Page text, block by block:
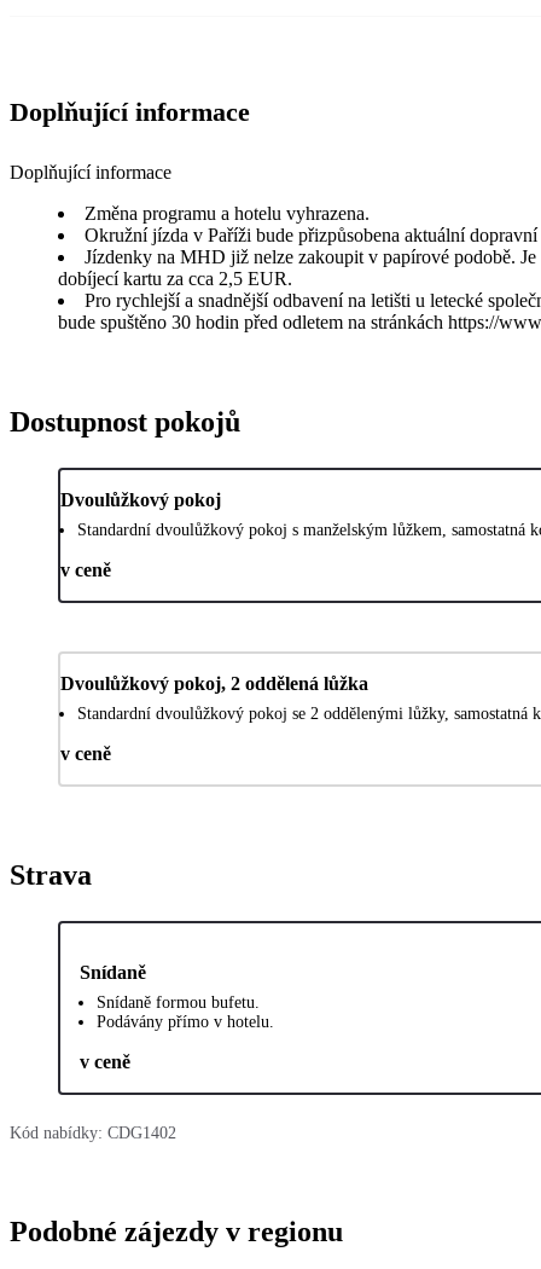
Doplňující informace
Doplňující informace
Změna programu a hotelu vyhrazena.
Okružní jízda v Paříži bude přizpůsobena aktuální dopravní
Jízdenky na MHD již nelze zakoupit v papírové podobě.
dobíjecí kartu za cca 2,5 EUR.
Pro rychlejší a snadnější odbavení na letišti u letecké
bude spuštěno 30 hodin před odletem na stránkách https://
Dostupnost pokojů
Dvoulůžkový pokoj
Standardní dvoulůžkový pokoj s manželským lůžkem, samostatná
v ceně
Dvoulůžkový pokoj, 2 oddělená lůžka
Standardní dvoulůžkový pokoj se 2 oddělenými lůžky, samostatná
v ceně
Strava
Snídaně
Snídaně formou bufetu.
Podávány přímo v hotelu.
v ceně
Kód nabídky: CDG1402
Podobné zájezdy v regionu